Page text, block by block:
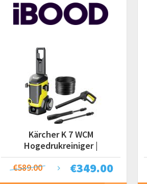
Kärcher K 7 WCM
Hogedrukreiniger |
Watergekoelde Motor
€349.00
€589.00